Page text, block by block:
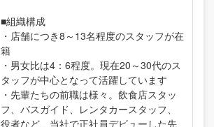
■組織構成
・店舗につき8～13名程度のスタッフが在
籍
・男女比は4：6程度。現在20～30代のス
タッフが中心となって活躍しています
・先輩たちの前職は様々。飲食店スタッ
フ、バスガイド、レンタカースタッフ、
役者など、当社で正社員デビューした先